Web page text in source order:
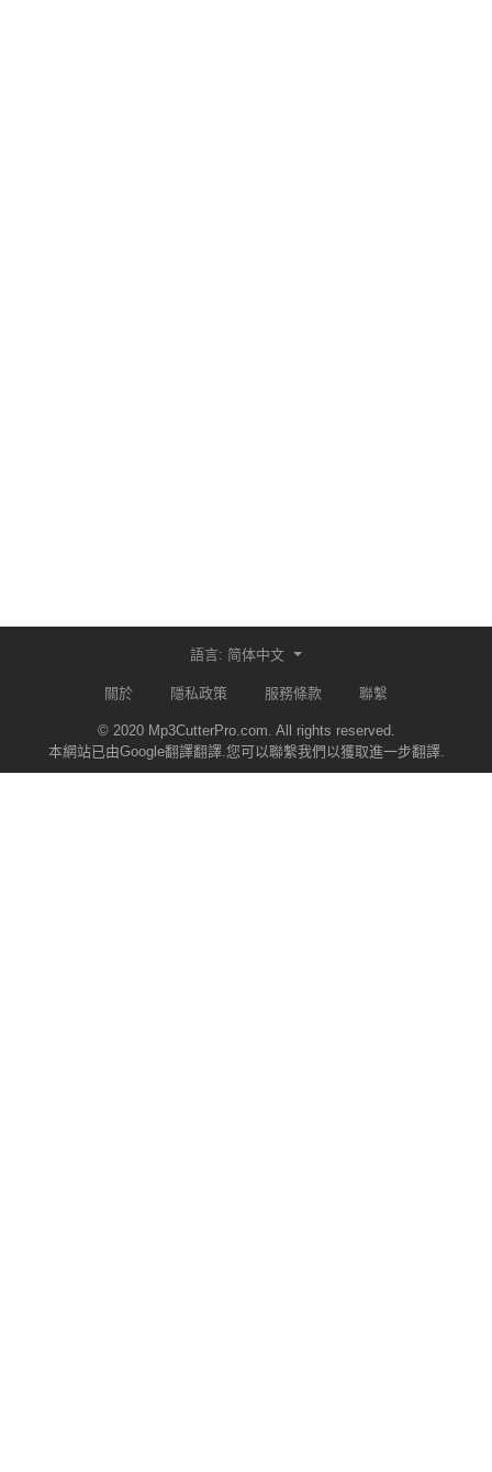
語言: 简体中文
關於 隱私政策 服務條款 聯繫
© 2020 Mp3CutterPro.com. All rights reserved.
本網站已由Google翻譯翻譯.您可以聯繫我們以獲取進一步翻譯.